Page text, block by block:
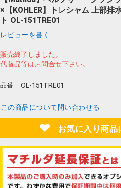
×【KOHLER】トレシャム 上部排
ト OL-151TRE01
レビューを書く
販売終了しました。
代替品等はお問合せ下さい。
品番: OL-151TRE01
この商品について問い合わせる
お気に入り商品